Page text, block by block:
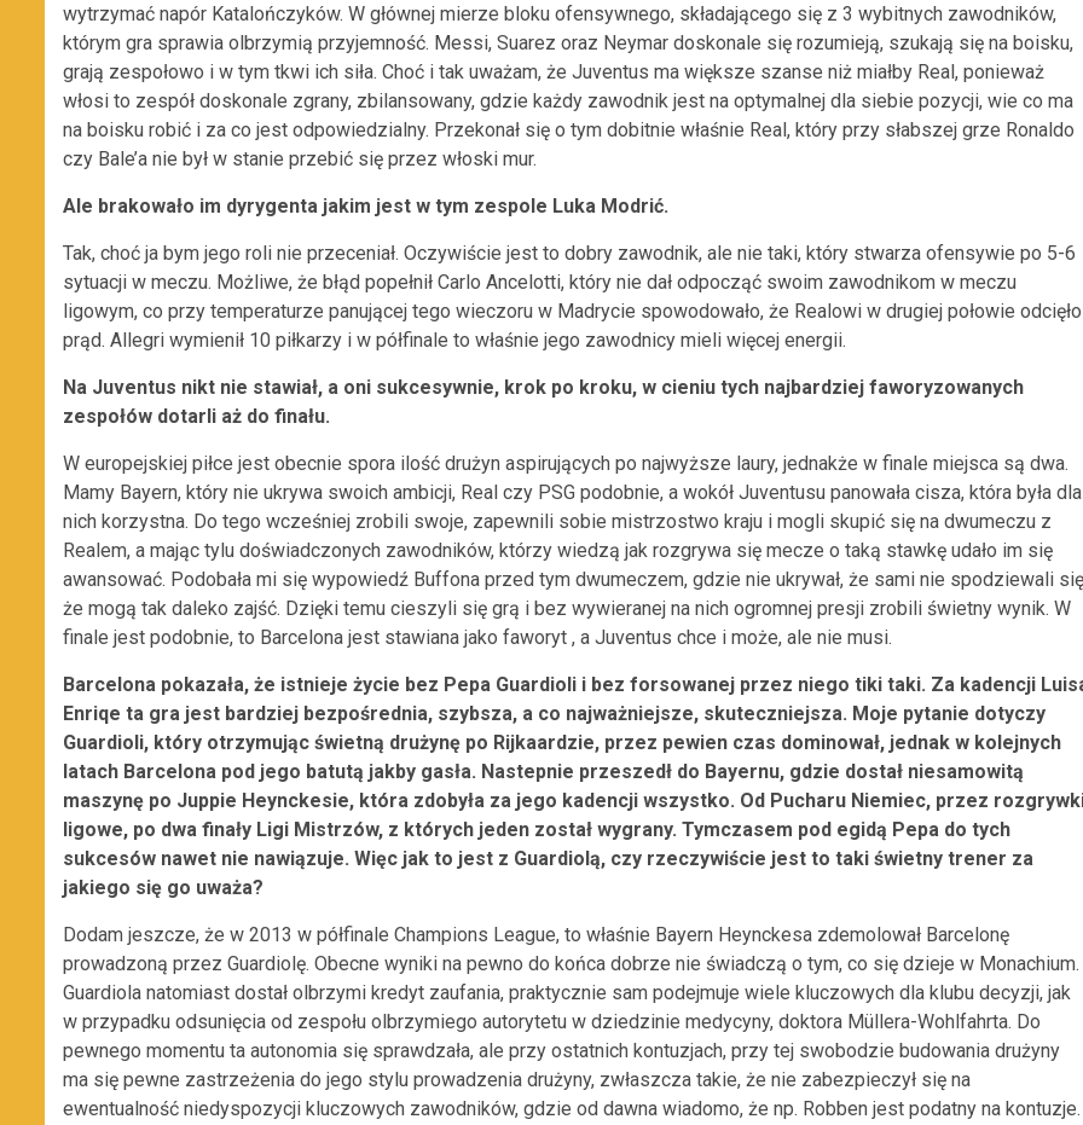
wytrzymać napór Katalończyków. W głównej mierze bloku ofensywnego, składającego się z 3 wybitnych zawodników,
którym gra sprawia olbrzymią przyjemność. Messi, Suarez oraz Neymar doskonale się rozumieją, szukają się na boisku,
grają zespołowo i w tym tkwi ich siła. Choć i tak uważam, że Juventus ma większe szanse niż miałby Real, ponieważ
włosi to zespół doskonale zgrany, zbilansowany, gdzie każdy zawodnik jest na optymalnej dla siebie pozycji, wie co ma
na boisku robić i za co jest odpowiedzialny. Przekonał się o tym dobitnie właśnie Real, który przy słabszej grze Ronaldo
czy Bale’a nie był w stanie przebić się przez włoski mur.
Ale brakowało im dyrygenta jakim jest w tym zespole Luka Modrić.
Tak, choć ja bym jego roli nie przeceniał. Oczywiście jest to dobry zawodnik, ale nie taki, który stwarza ofensywie po 5-6
sytuacji w meczu. Możliwe, że błąd popełnił Carlo Ancelotti, który nie dał odpocząć swoim zawodnikom w meczu
ligowym, co przy temperaturze panującej tego wieczoru w Madrycie spowodowało, że Realowi w drugiej połowie odcięło
prąd. Allegri wymienił 10 piłkarzy i w półfinale to właśnie jego zawodnicy mieli więcej energii.
Na Juventus nikt nie stawiał, a oni sukcesywnie, krok po kroku, w cieniu tych najbardziej faworyzowanych
zespołów dotarli aż do finału.
W europejskiej piłce jest obecnie spora ilość drużyn aspirujących po najwyższe laury, jednakże w finale miejsca są dwa.
Mamy Bayern, który nie ukrywa swoich ambicji, Real czy PSG podobnie, a wokół Juventusu panowała cisza, która była dla
nich korzystna. Do tego wcześniej zrobili swoje, zapewnili sobie mistrzostwo kraju i mogli skupić się na dwumeczu z
Realem, a mając tylu doświadczonych zawodników, którzy wiedzą jak rozgrywa się mecze o taką stawkę udało im się
awansować. Podobała mi się wypowiedź Buffona przed tym dwumeczem, gdzie nie ukrywał, że sami nie spodziewali się
że mogą tak daleko zajść. Dzięki temu cieszyli się grą i bez wywieranej na nich ogromnej presji zrobili świetny wynik. W
finale jest podobnie, to Barcelona jest stawiana jako faworyt , a Juventus chce i może, ale nie musi.
Barcelona pokazała, że istnieje życie bez Pepa Guardioli i bez forsowanej przez niego tiki taki. Za kadencji
Enriqe ta gra jest bardziej bezpośrednia, szybsza, a co najważniejsze, skuteczniejsza. Moje pytanie dotyczy
Guardioli, który otrzymując świetną drużynę po Rijkaardzie, przez pewien czas dominował, jednak w kolejnych
latach Barcelona pod jego batutą jakby gasła. Nastepnie przeszedł do Bayernu, gdzie dostał niesamowitą
maszynę po Juppie Heynckesie, która zdobyła za jego kadencji wszystko. Od Pucharu Niemiec, przez
ligowe, po dwa finały Ligi Mistrzów, z których jeden został wygrany. Tymczasem pod egidą Pepa do tych
sukcesów nawet nie nawiązuje. Więc jak to jest z Guardiolą, czy rzeczywiście jest to taki świetny trener za
jakiego się go uważa?
Dodam jeszcze, że w 2013 w półfinale Champions League, to właśnie Bayern Heynckesa zdemolował Barcelonę
prowadzoną przez Guardiolę. Obecne wyniki na pewno do końca dobrze nie świadczą o tym, co się dzieje w Monachium.
Guardiola natomiast dostał olbrzymi kredyt zaufania, praktycznie sam podejmuje wiele kluczowych dla klubu decyzji, jak
w przypadku odsunięcia od zespołu olbrzymiego autorytetu w dziedzinie medycyny, doktora Müllera-Wohlfahrta. Do
pewnego momentu ta autonomia się sprawdzała, ale przy ostatnich kontuzjach, przy tej swobodzie budowania drużyny
ma się pewne zastrzeżenia do jego stylu prowadzenia drużyny, zwłaszcza takie, że nie zabezpieczył się na
ewentualność niedyspozycji kluczowych zawodników, gdzie od dawna wiadomo, że np. Robben jest podatny na kontuzje.